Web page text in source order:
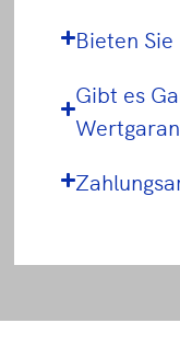
Bieten
Gibt es